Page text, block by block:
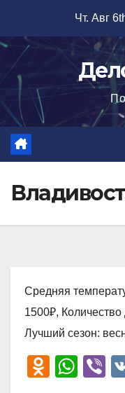
содержимому
Чт. Авг
Средняя
1500₽, Количество
Лучший сезон:
O
W
Vi